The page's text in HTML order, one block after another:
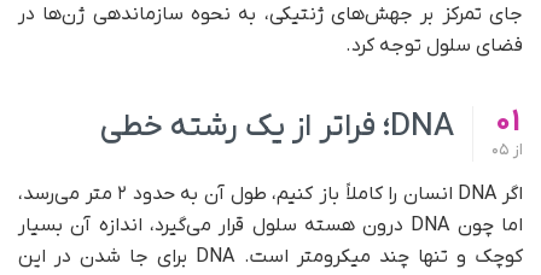
جای تمرکز بر جهش‌های ژنتیکی، به نحوه سازماندهی ژن‌ها در
فضای سلول توجه کرد.
01
از
DNA؛ فراتر از یک رشته خطی
اگر DNA انسان را کاملاً باز کنیم، طول آن به حدود ۲ متر می‌رسد،
اما چون DNA درون هسته سلول قرار می‌گیرد، اندازه‌ آن بسیار
کوچک و تنها چند میکرومتر است. DNA برای جا شدن در این